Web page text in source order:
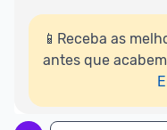
📱Receba as
antes que